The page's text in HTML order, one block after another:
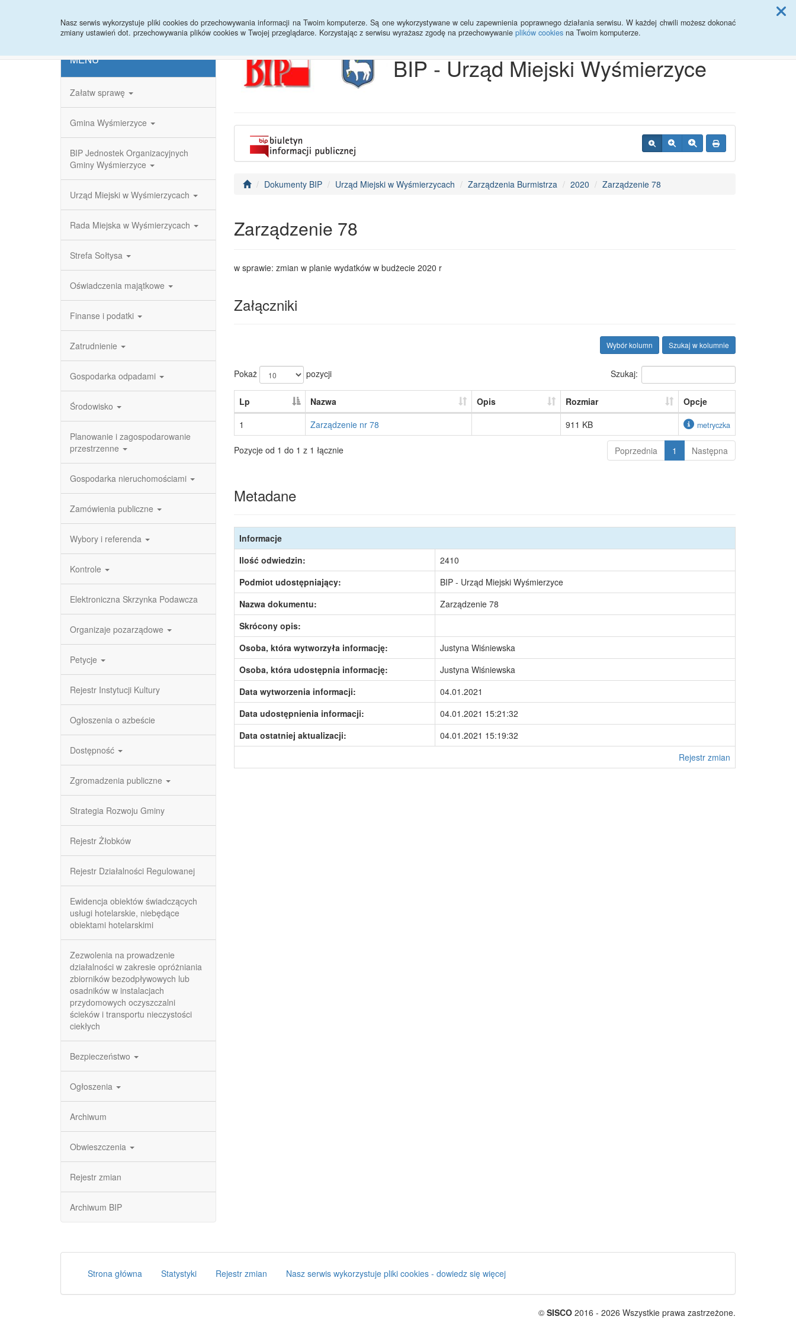
Nasz serwis wykorzystuje pliki cookies do przechowywania informacji na Twoim komputerze. Są one wykorzystywane w celu zapewnienia poprawnego działania serwisu. W każdej chwili możesz dokonać
zmiany ustawień dot. przechowywania plików cookies w Twojej przeglądarce. Korzystając z serwisu wyrażasz zgodę na przechowywanie plików cookies na Twoim komputerze.
Przycisk wyszukaj duży
MENU
Załatw sprawę
Gmina Wyśmierzyce
BIP Jednostek Organizacyjnych
Gminy Wyśmierzyce
Urząd Miejski w Wyśmierzycach
Rada Miejska w Wyśmierzycach
Strefa Sołtysa
Oświadczenia majątkowe
Finanse i podatki
Zatrudnienie
Gospodarka odpadami
Środowisko
Planowanie i zagospodarowanie
przestrzenne
Gospodarka nieruchomościami
Zamówienia publiczne
Wybory i referenda
Kontrole
Elektroniczna Skrzynka Podawcza
Organizaje pozarządowe
Petycje
Rejestr Instytucji Kultury
Ogłoszenia o azbeście
Dostępność
Zgromadzenia publiczne
Strategia Rozwoju Gminy
Rejestr Żłobków
Rejestr Działalności Regulowanej
Ewidencja obiektów świadczących
usługi hotelarskie, niebędące
obiektami hotelarskimi
Zezwolenia na prowadzenie
działalności w zakresie opróżniania
zbiorników bezodpływowych lub
osadników w instalacjach
przydomowych oczyszczalni
ścieków i transportu nieczystości
ciekłych
Bezpieczeństwo
Ogłoszenia
Archiwum
Obwieszczenia
Rejestr zmian
Archiwum BIP
BIP - Urząd Miejski Wyśmierzyce
Dokumenty BIP Urząd Miejski w Wyśmierzycach Zarządzenia Burmistrza 2020 Zarządzenie 78
Zarządzenie 78
w sprawie: zmian w planie wydatków w budżecie 2020 r
Załączniki
Szukaj w kolumnie
Wybór kolumn
Pokaż pozycji Szukaj:
Lp Nazwa Opis Rozmiar
Opcje
1
Zarządzenie nr 78 911 KB metryczka
Pozycje od 1 do 1 z 1 łącznie Poprzednia 1 Następna
Metadane
Informacje
Ilość odwiedzin:
2410
Podmiot udostępniający:
BIP - Urząd Miejski Wyśmierzyce
Nazwa dokumentu:
Zarządzenie 78
Skrócony opis:
Osoba, która wytworzyła informację:
Justyna Wiśniewska
Osoba, która udostępnia informację:
Justyna Wiśniewska
Data wytworzenia informacji:
04.01.2021
Data udostępnienia informacji:
04.01.2021 15:21:32
Data ostatniej aktualizacji:
04.01.2021 15:19:32
Rejestr zmian
Strona główna Statystyki Rejestr zmian Nasz serwis wykorzystuje pliki cookies - dowiedz się więcej
© SISCO 2016 - 2026 Wszystkie prawa zastrzeżone.